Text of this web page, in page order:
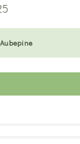
Aubepine